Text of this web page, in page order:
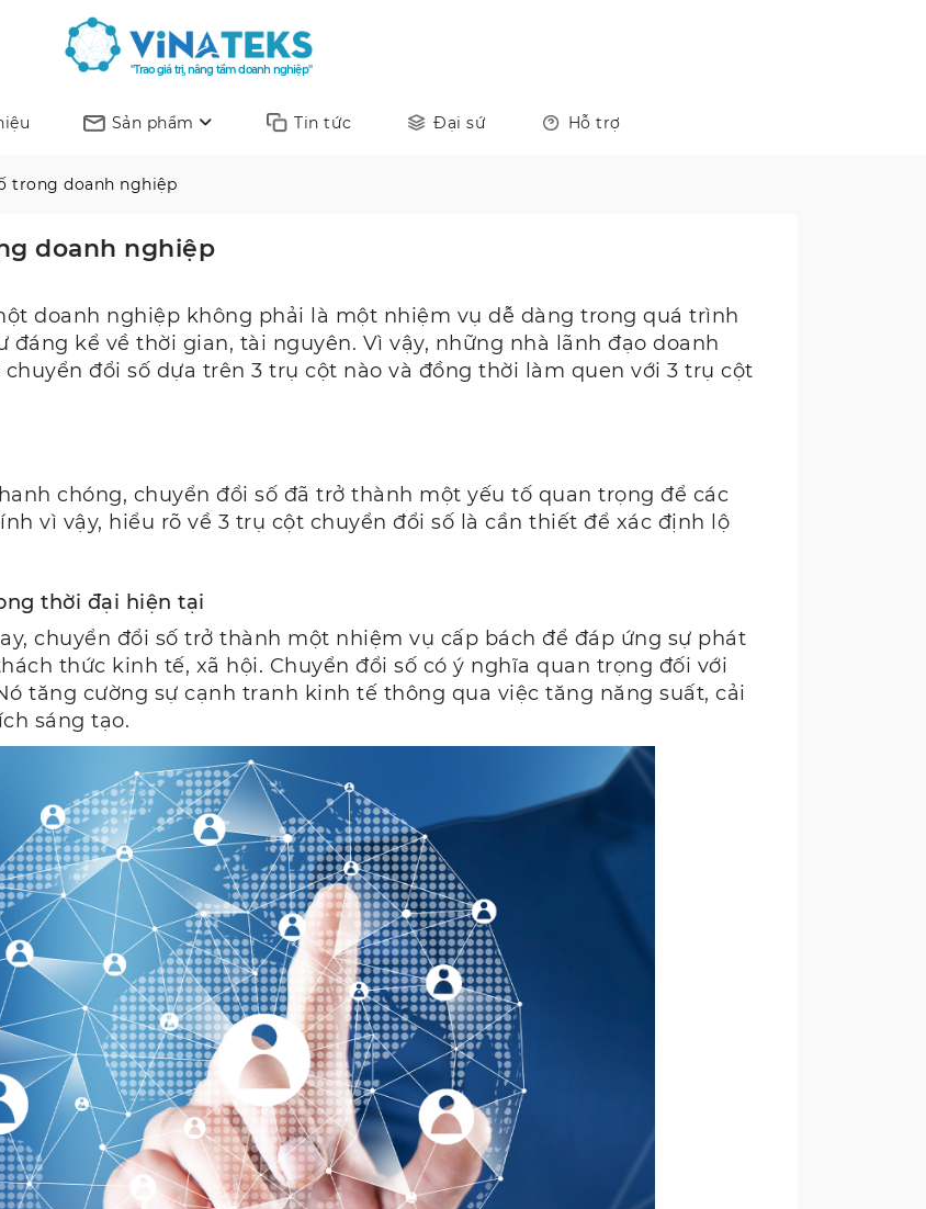
"Trao giá trị, nâng tầm doanh nghiệp"
Sản phẩm Tin tức Đại sứ Hỗ trợ
trong doanh nghiệp
doanh nghiệp
doanh nghiệp không phải là một nhiệm vụ dễ dàng trong quá trình
kể về thời gian, tài nguyên. Vì vậy, những nhà lãnh đạo doanh
đổi số dựa trên 3 trụ cột nào và đồng thời làm quen với 3 trụ cột
chóng, chuyển đổi số đã trở thành một yếu tố quan trọng để các
vì vậy, hiểu rõ về 3 trụ cột chuyển đổi số là cần thiết để xác định lộ
thời đại hiện tại
chuyển đổi số trở thành một nhiệm vụ cấp bách để đáp ứng sự phát
thức kinh tế, xã hội. Chuyển đổi số có ý nghĩa quan trọng đối với
tăng cường sự cạnh tranh kinh tế thông qua việc tăng năng suất, cải
sáng tạo.